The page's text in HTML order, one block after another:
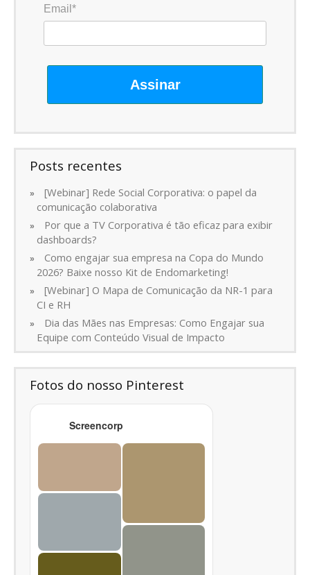
Email*
Assinar
Posts recentes
[Webinar] Rede Social Corporativa: o papel da
comunicação colaborativa
Por que a TV Corporativa é tão eficaz para exibir
dashboards?
Como engajar sua empresa na Copa do Mundo
2026? Baixe nosso Kit de Endomarketing!
[Webinar] O Mapa de Comunicação da NR-1 para
CI e RH
Dia das Mães nas Empresas: Como Engajar sua
Equipe com Conteúdo Visual de Impacto
Fotos do nosso Pinterest
Screencorp